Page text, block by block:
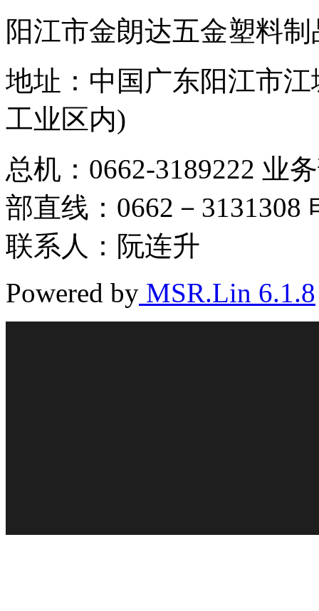
阳江市金朗达五金塑料
地址：中国广东阳江市
工业区内)
总机：0662-3189222 业
部直线：0662－3131308
联系人：阮连升
Powered by MSR.Lin 6.1.8